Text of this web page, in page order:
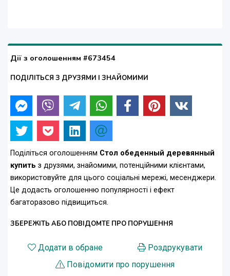
Дії з оголошенням #673454
ПОДІЛІТЬСЯ З ДРУЗЯМИ І ЗНАЙОМИМИ
Поділіться оголошенням Стол обеденный деревянный
купить з друзями, знайомими, потенційними клієнтами,
використовуйте для цього соціальні мережі, месенджери.
Це додасть оголошенню популярності і ефект
багаторазово підвищиться.
ЗБЕРЕЖІТЬ АБО ПОВІДОМТЕ ПРО ПОРУШЕННЯ
Додати в обране
Роздрукувати
Повідомити про порушення